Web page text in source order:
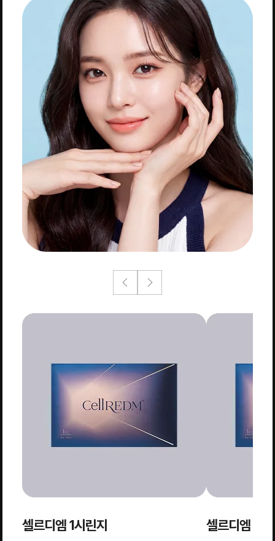
셀르디엠 1시린지 셀르디엠 2시